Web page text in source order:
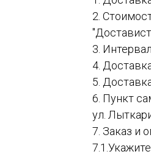
2.
3.
4.
5.
6. Пункт
ул.
7. Заказ и